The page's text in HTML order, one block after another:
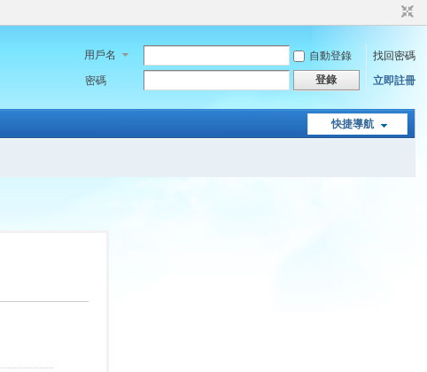
用戶名 自動登錄
找回密碼
密碼
登錄 立即註冊
快捷導航